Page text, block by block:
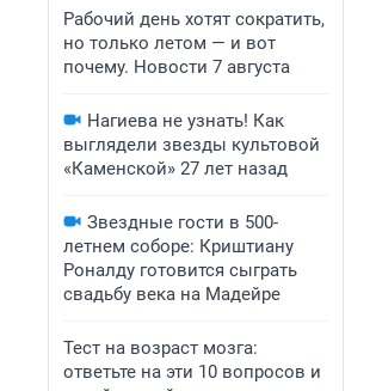
Рабочий день хотят сократить,
но только летом — и вот
почему. Новости 7 августа
Нагиева не узнать! Как
выглядели звезды культовой
«Каменской» 27 лет назад
Звездные гости в 500-
летнем соборе: Криштиану
Роналду готовится сыграть
свадьбу века на Мадейре
Тест на возраст мозга:
ответьте на эти 10 вопросов и